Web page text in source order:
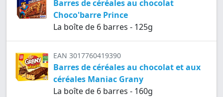
Barres de céréales au chocolat
Choco'barre Prince
La boîte de 6 barres - 125g
EAN 3017760419390
Barres de céréales au chocolat et aux
céréales Maniac Grany
La boîte de 6 barres - 160g